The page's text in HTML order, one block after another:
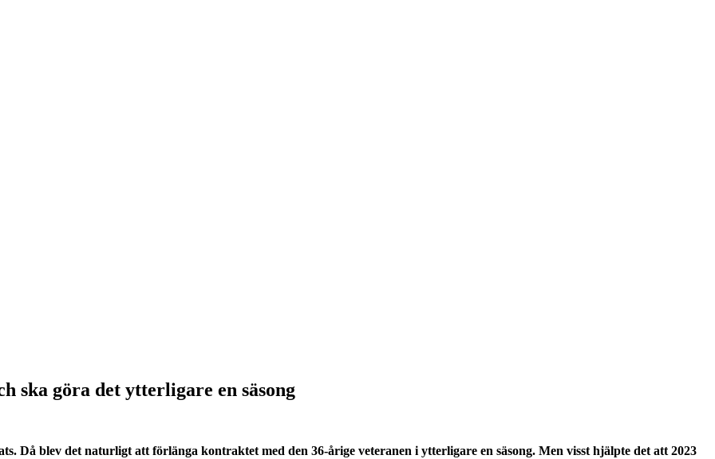
ska göra det ytterligare en säsong
Då blev det naturligt att förlänga kontraktet med den 36-årige veteranen i ytterligare en säsong. Men visst hjälpte det att 2023